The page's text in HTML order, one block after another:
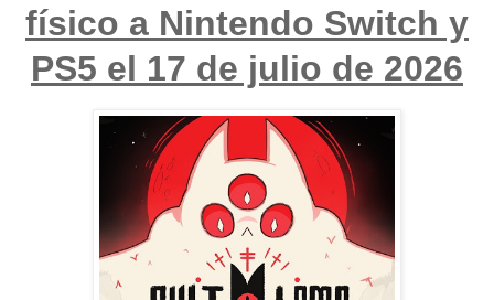
físico a Nintendo Switch y
PS5 el 17 de julio de 2026